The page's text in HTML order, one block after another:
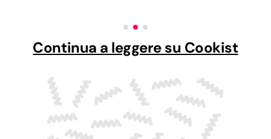
Continua a leggere su Cookist